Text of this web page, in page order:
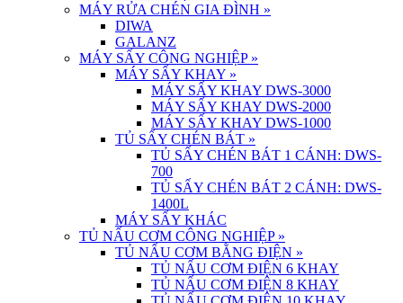
MÁY RỬA CHÉN GIA ĐÌNH »
DIWA
GALANZ
MÁY SẤY CÔNG NGHIỆP »
MÁY SẤY KHAY »
MÁY SẤY KHAY DWS-3000
MÁY SẤY KHAY DWS-2000
MÁY SẤY KHAY DWS-1000
TỦ SẤY CHÉN BÁT »
TỦ SẤY CHÉN BÁT 1 CÁNH: DWS-
700
TỦ SẤY CHÉN BÁT 2 CÁNH: DWS-
1400L
MÁY SẤY KHÁC
TỦ NẤU CƠM CÔNG NGHIỆP »
TỦ NẤU CƠM BẰNG ĐIỆN »
TỦ NẤU CƠM ĐIỆN 6 KHAY
TỦ NẤU CƠM ĐIỆN 8 KHAY